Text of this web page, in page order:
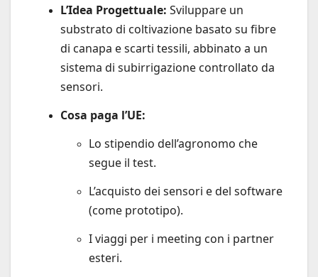
L’Idea Progettuale: Sviluppare un
substrato di coltivazione basato su fibre
di canapa e scarti tessili, abbinato a un
sistema di subirrigazione controllato da
sensori.
Cosa paga l’UE:
Lo stipendio dell’agronomo che
segue il test.
L’acquisto dei sensori e del software
(come prototipo).
I viaggi per i meeting con i partner
esteri.